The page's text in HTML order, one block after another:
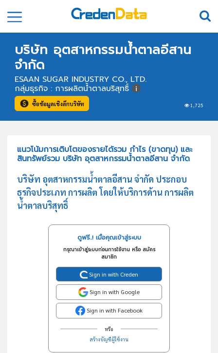
บริษัท อุตสาหกรรมน้ำตาลอีสาน
จำกัด
ESAAN SUGAR INDUSTRY CO., LTD.
1,725
กลุ่มธุรกิจ : การผลิตน้ำตาลบริสุทธิ์
ซื้อข้อมูลเชิงลึกบริษัท
แนวโน้มการเติบโตของรายได้รวม กำไร (ขาดทุน) และ
สินทรัพย์รวม บริษัท อุตสาหกรรมน้ำตาลอีสาน จำกัด
บริษัท อุตสาหกรรมน้ำตาลอีสาน จำกัด ประกอบ
ธุรกิจประเภท การผลิต โดยให้บริการด้าน การผลิต
น้ำตาลบริสุทธิ์
ดูฟรี..! เมื่อคุณเข้าสู่ระบบ
กรุณาเข้าสู่ระบบก่อนการใช้งาน หรือ สมัคร
สมาชิก
Sign in with Creden
Sign in with Google
Sign in with Facebook
หรือ
สร้างบัญชีผู้ใช้งาน